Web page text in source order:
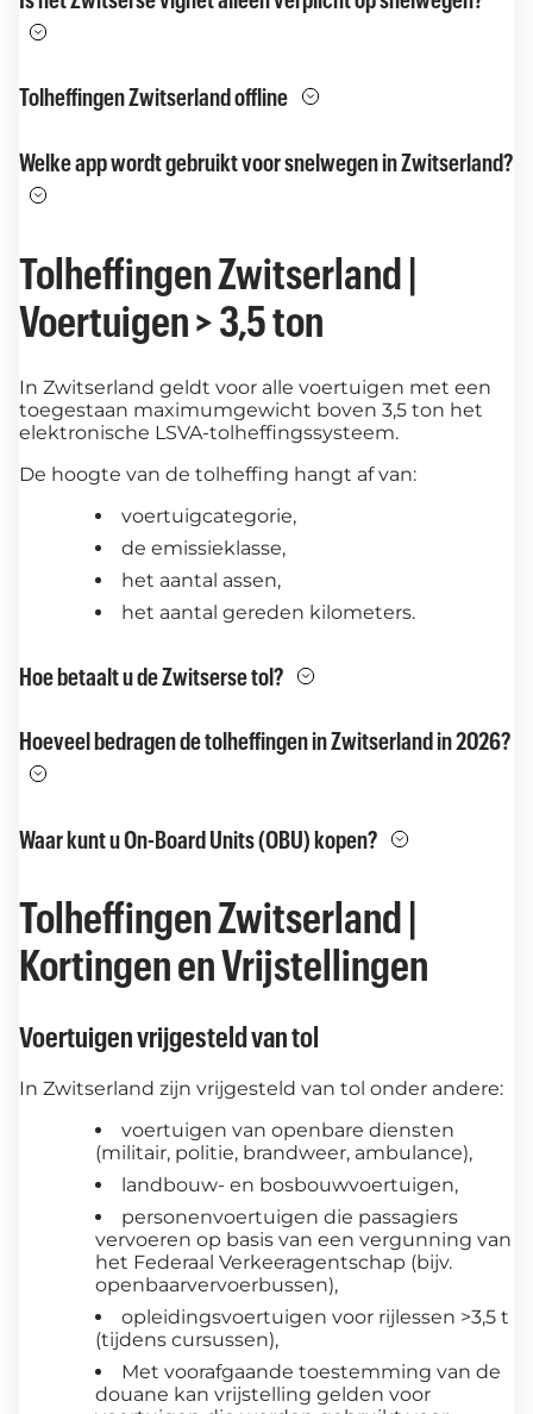
Tolheffingen Zwitserland offline
Welke app wordt gebruikt voor snelwegen in Zwitserland?
Tolheffingen Zwitserland |
Voertuigen > 3,5 ton
In Zwitserland geldt voor alle voertuigen met een
toegestaan maximumgewicht boven 3,5 ton het
elektronische LSVA-tolheffingssysteem.
De hoogte van de tolheffing hangt af van:
voertuigcategorie,
de emissieklasse,
het aantal assen,
het aantal gereden kilometers.
Hoe betaalt u de Zwitserse tol?
Hoeveel bedragen de tolheffingen in Zwitserland in 2026?
Waar kunt u On-Board Units (OBU) kopen?
Tolheffingen Zwitserland |
Kortingen en Vrijstellingen
Voertuigen vrijgesteld van tol
In Zwitserland zijn vrijgesteld van tol onder andere:
voertuigen van openbare diensten
(militair, politie, brandweer, ambulance),
landbouw- en bosbouwvoertuigen,
personenvoertuigen die passagiers
vervoeren op basis van een vergunning van
het Federaal Verkeeragentschap (bijv.
openbaarvervoerbussen),
opleidingsvoertuigen voor rijlessen >3,5 t
(tijdens cursussen),
Met voorafgaande toestemming van de
douane kan vrijstelling gelden voor